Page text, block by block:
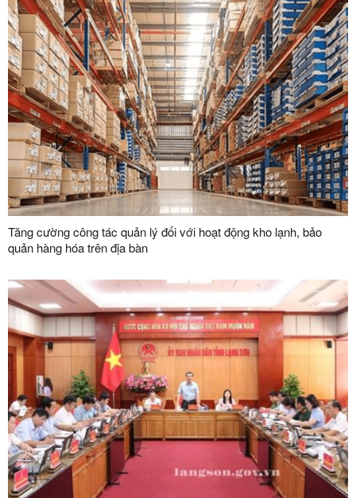
Tăng cường công tác quản lý đối với hoạt động kho lạnh, bảo
quản hàng hóa trên địa bàn